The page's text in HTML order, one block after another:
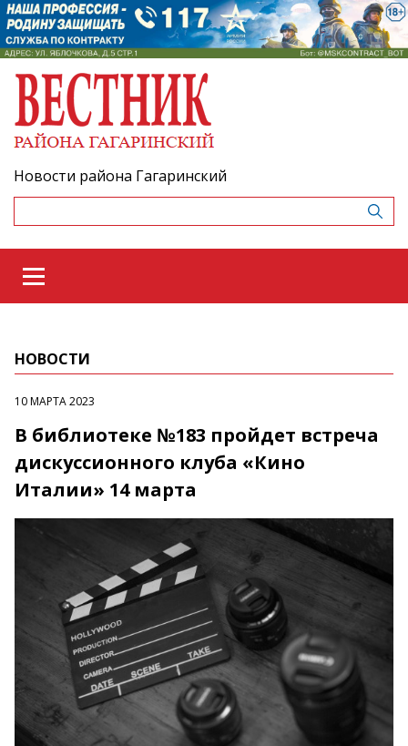
Новости района Гагаринский
НОВОСТИ
10 МАРТА 2023
В библиотеке №183 пройдет встреча
дискуссионного клуба «Кино
Италии» 14 марта